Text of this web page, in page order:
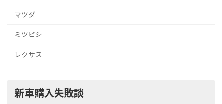
マツダ
ミツビシ
レクサス
新車購入失敗談